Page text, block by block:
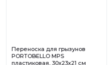
Переноска для грызунов
PORTOBELLO MPS
пластиковая, 30x23x21 см